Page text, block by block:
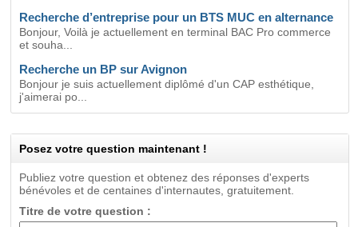
Recherche d’entreprise pour un BTS MUC en alternance
Bonjour, Voilà je actuellement en terminal BAC Pro commerce
et souha...
Recherche un BP sur Avignon
Bonjour je suis actuellement diplômé d'un CAP esthétique,
j'aimerai po...
Posez votre question maintenant !
Publiez votre question et obtenez des réponses d'experts
bénévoles et de centaines d'internautes, gratuitement.
Titre de votre question :